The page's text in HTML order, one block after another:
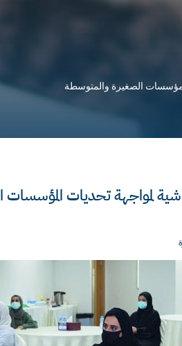
الصغيرة والمتوسطة
لمواجهة تحديات المؤسسات